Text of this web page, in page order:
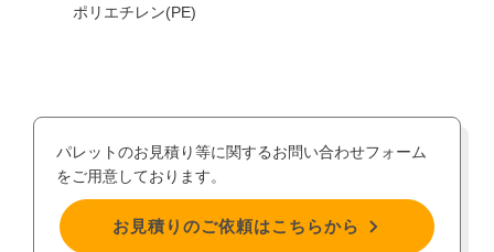
ポリエチレン(PE)
パレットのお見積り等に関するお問い合わせフォーム
をご用意しております。
お見積りのご依頼はこちらから